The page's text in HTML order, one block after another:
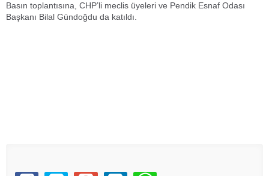
Basın toplantısına, CHP’li meclis üyeleri ve Pendik Esnaf Odası
Başkanı Bilal Gündoğdu da katıldı.